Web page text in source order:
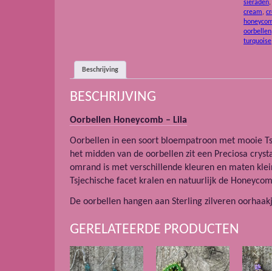
sieraden,
cream,
oorbellen
turquoise
Beschrijving
BESCHRIJVING
Oorbellen Honeycomb – Lila
Oorbellen in een soort bloempatroon met mooie
het midden van de oorbellen zit een Preciosa
omrand is met verschillende kleuren en maten
Tsjechische facet kralen en natuurlijk de
De oorbellen hangen aan Sterling zilveren
GERELATEERDE PRODUCTEN